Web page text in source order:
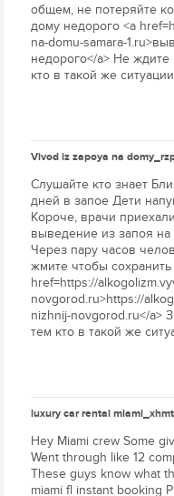
общем, не потеряйте
дому недорого <a
na-domu-samara-
недорого</a> Не
кто в такой же ситуации
Vivod iz zapoya na
Слушайте кто знает
дней в запое Дети
Короче, врачи
выведение из запоя
Через пару часов
жмите чтобы
href=https://
novgorod.ru>https://
nizhnij-novgorod.ru</a>
тем кто в такой же
luxury car rental
Hey Miami crew Some
Went through like 12
These guys know what
miami fl instant booking